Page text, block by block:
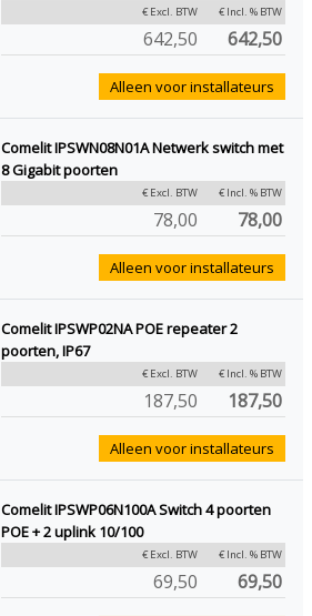
€ Excl. BTW € Incl. % BTW
642,50 642,50
Alleen voor installateurs
Comelit IPSWN08N01A Netwerk switch met
8 Gigabit poorten
€ Excl. BTW € Incl. % BTW
78,00 78,00
Alleen voor installateurs
Comelit IPSWP02NA POE repeater 2
poorten, IP67
€ Excl. BTW € Incl. % BTW
187,50 187,50
Alleen voor installateurs
Comelit IPSWP06N100A Switch 4 poorten
POE + 2 uplink 10/100
€ Excl. BTW € Incl. % BTW
69,50 69,50